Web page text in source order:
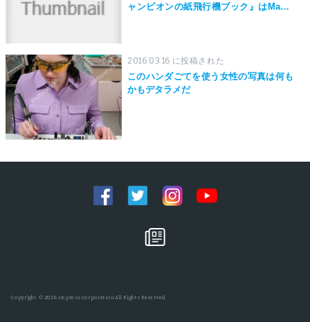
ャンピオンの紙飛行機ブック』はMaker
2016.03.16 に投稿された
このハンダごてを使う女性の写真は何も
かもデタラメだ
Copyright © 2026 Impress Corporation All Rights Reserved.